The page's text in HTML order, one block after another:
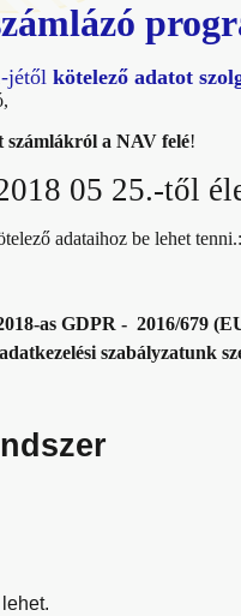
jétől kötelező adatot
a NAV felé!
05 25.-től
adataihoz be lehet tenni.:
as GDPR - 2016/679
szabályzatunk